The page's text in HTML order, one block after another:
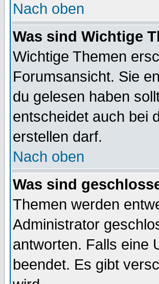
Nach oben
Was sind Wichtige
Wichtige Themen
Forumsansicht. Sie
du gelesen haben
entscheidet auch bei
erstellen darf.
Nach oben
Was sind
Themen werden
Administrator
antworten. Falls eine
beendet. Es gibt